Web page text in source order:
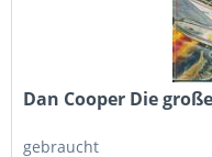
Dan Cooper Die
gebraucht